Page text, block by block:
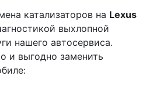
катализаторов на Lexus
выхлопной
нашего автосервиса.
и выгодно заменить